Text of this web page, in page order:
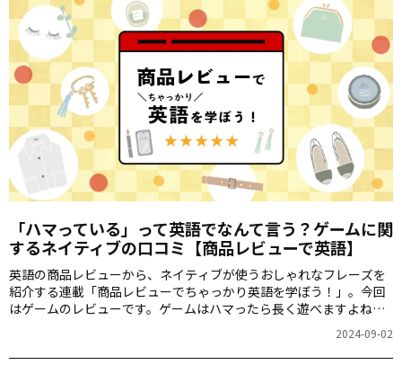
「ハマっている」って英語でなんて言う？ゲームに関
するネイティブの口コミ【商品レビューで英語】
英語の商品レビューから、ネイティブが使うおしゃれなフレーズを
紹介する連載「商品レビューでちゃっかり英語を学ぼう！」。今回
はゲームのレビューです。ゲームはハマったら長く遊べますよね。
2024-09-02